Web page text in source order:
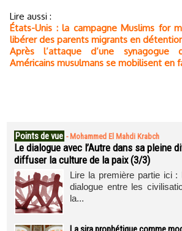
Lire aussi :
États-Unis : la campagne Muslims for
libérer des parents migrants en
Après l’attaque d’une synagogue
Américains musulmans se mobilisent en
Points de vue - Mohammed El Mahdi Krabch
Le dialogue avec l’Autre dans sa pleine
diffuser la culture de la paix (3/3)
Lire la première partie ici :
dialogue entre les
la...